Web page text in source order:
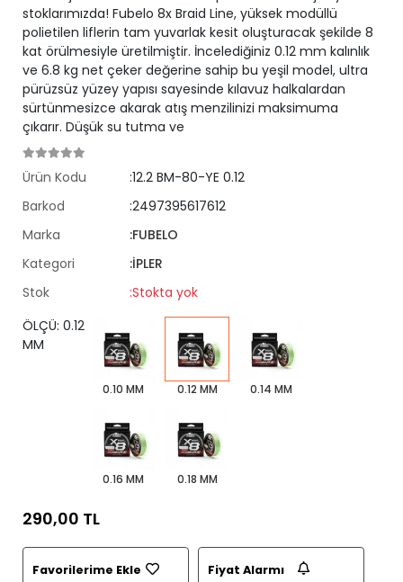
stoklarımızda! Fubelo 8x Braid Line, yüksek modüllü
polietilen liflerin tam yuvarlak kesit oluşturacak şekilde 8
kat örülmesiyle üretilmiştir. İncelediğiniz 0.12 mm kalınlık
ve 6.8 kg net çeker değerine sahip bu yeşil model, ultra
pürüzsüz yüzey yapısı sayesinde kılavuz halkalardan
sürtünmesizce akarak atış menzilinizi maksimuma
çıkarır. Düşük su tutma ve
Ürün Kodu
:12.2 BM-80-YE 0.12
Barkod
:2497395617612
Marka
:FUBELO
Kategori
:İPLER
Stok
:Stokta yok
ÖLÇÜ: 0.12
MM
0.10 MM 0.12 MM 0.14 MM
0.16 MM 0.18 MM
290,00 TL
Favorilerime Ekle Fiyat Alarmı